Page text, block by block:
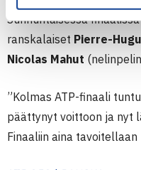
Sunnuntaisessa
ranskalaiset Pierre-
Nicolas Mahut
”Kolmas ATP-finaali
päättynyt voittoon ja nyt
Finaaliin aina